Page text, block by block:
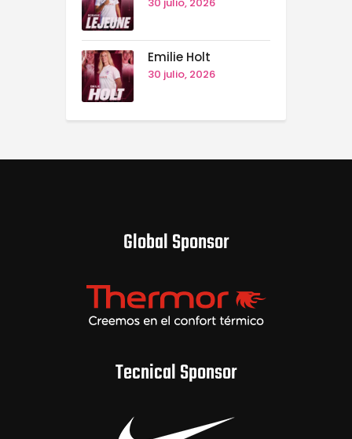
Emilie Holt
30 julio, 2026
Global Sponsor
Tecnical Sponsor